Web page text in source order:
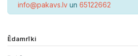
info@pakavs.lv un 65122662
Ēdamrīki